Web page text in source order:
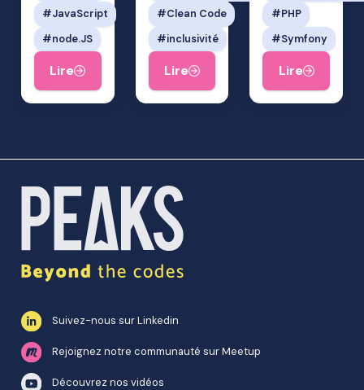
JavaScript
node.JS
Lire
Clean Code
inclusivité
Lire
PHP
Symfony
Lire
Suivez-nous sur Linkedin
Rejoignez notre communauté sur Meetup
Découvrez nos vidéos